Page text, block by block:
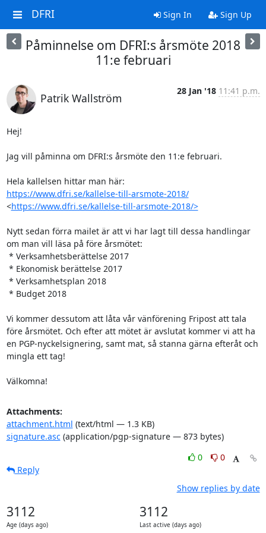
DFRI Sign In Sign Up
Påminnelse om DFRI:s årsmöte 2018
11:e februari
Patrik Wallström
28 Jan '18 11:41 p.m.
Hej!
Jag vill påminna om DFRI:s årsmöte den 11:e februari.
https://www.dfri.se/kallelse-till-arsmote-2018/
<https://www.dfri.se/kallelse-till-arsmote-2018/>
Nytt sedan förra mailet är att vi har lagt till dessa handlingar
om man vill läsa på före årsmötet:
Vi kommer dessutom att låta vår vänförening Fripost att tala
före årsmötet. Och efter att mötet är avslutat kommer vi att ha
en PGP-nyckelsignering, samt mat, så stanna gärna efteråt och
mingla ett tag!
Välkomna!
Attachments:
attachment.html (text/html — 1.3 KB)
signature.asc(application/pgp-signature — 873 bytes)
0
0
Reply
Show replies by date
3112
Age (days ago)
3112
Last active (days ago)